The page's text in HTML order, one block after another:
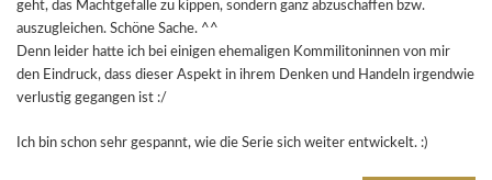
geht, das Machtgefälle zu kippen, sondern ganz abzuschaffen bzw.
auszugleichen. Schöne Sache. ^^
Denn leider hatte ich bei einigen ehemaligen Kommilitoninnen von mir
den Eindruck, dass dieser Aspekt in ihrem Denken und Handeln irgendwie
verlustig gegangen ist :/
Ich bin schon sehr gespannt, wie die Serie sich weiter entwickelt. :)